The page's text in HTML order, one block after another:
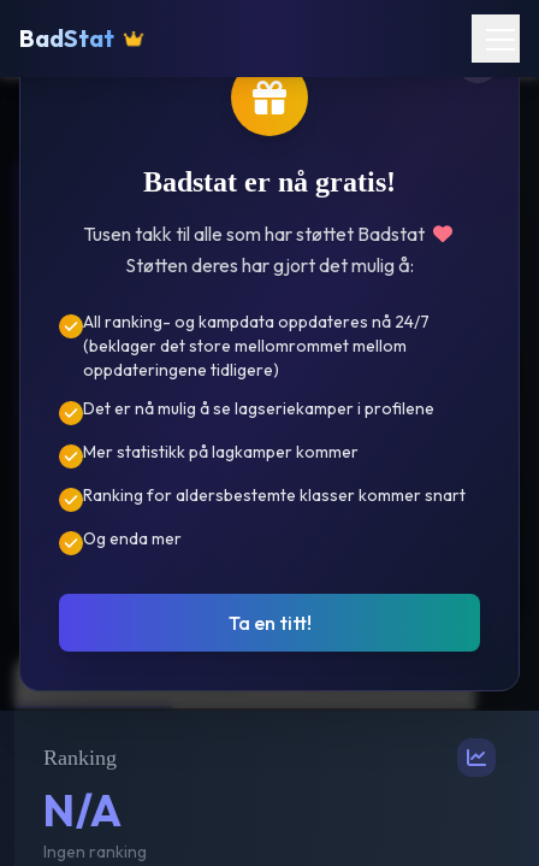
Badstat er nå gratis!
Tusen takk til alle som har støttet Badstat
Støtten deres har gjort det mulig å:
All ranking- og kampdata oppdateres nå 24/7
(beklager det store mellomrommet mellom
oppdateringene tidligere)
Det er nå mulig å se lagseriekamper i profilene
Mer statistikk på lagkamper kommer
Ranking for aldersbestemte klasser kommer snart
Og enda mer
Ta en titt!
BadStat
Sindre
Sjåvåg
År i oversikt 25/26 🌟
Ranking
N/A
Ingen ranking